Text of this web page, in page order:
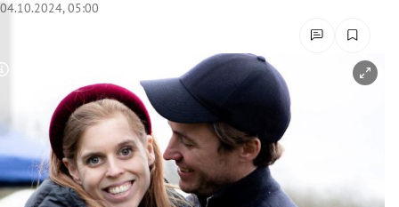
Untermenü
Untermenü
Untermenü
Untermenü
04.10.2024, 05:00
Copyright-Hinweis öffnen/schließen